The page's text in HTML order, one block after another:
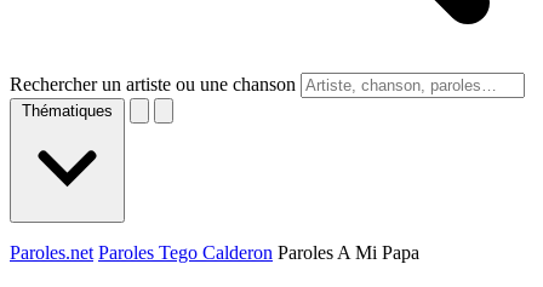
Rechercher un artiste ou une chanson
Thématiques
Paroles.net Paroles Tego Calderon Paroles A Mi Papa